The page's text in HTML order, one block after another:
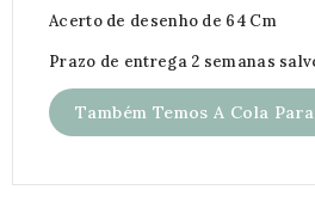
Acerto de desenho de 64 Cm
Prazo de entrega 2 semanas
Também Temos A Cola